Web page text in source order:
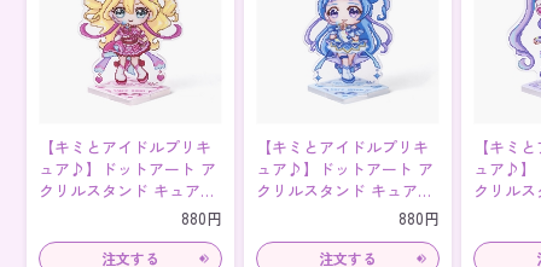
【キミとアイドルプリキ
ュア♪】ドットアート ア
クリルスタンド キュアア
880円
【キミとアイドルプリキ
ュア♪】ドットアート ア
クリルスタンド キュアウ
880円
【キミ
ュア♪】
クリル